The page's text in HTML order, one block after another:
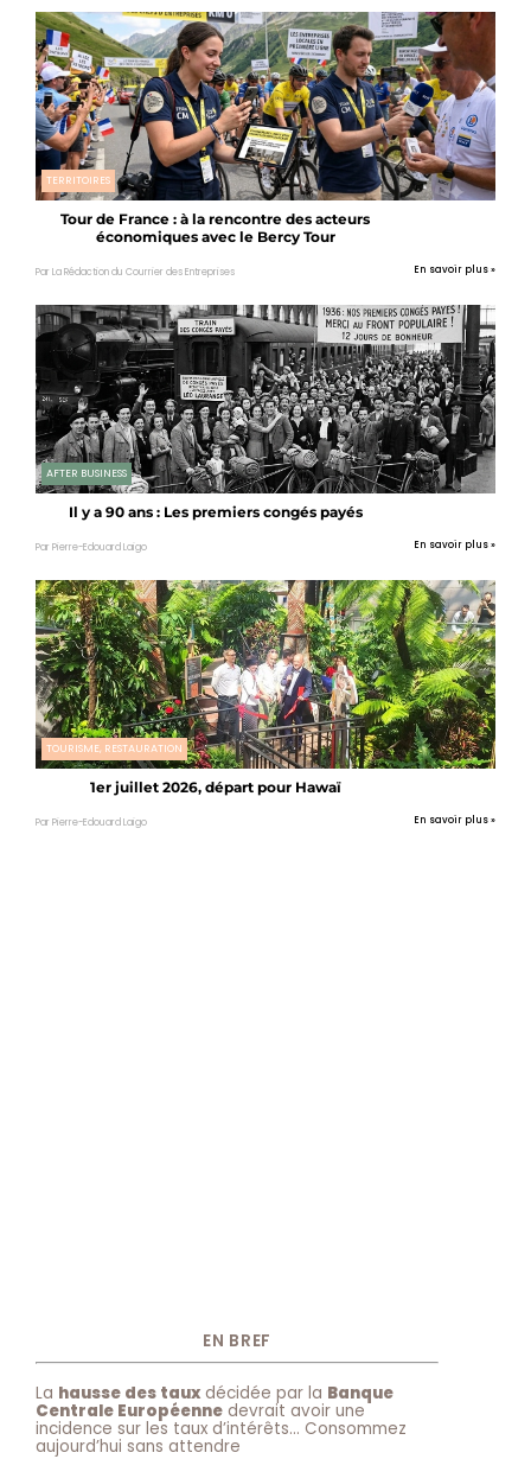
TERRITOIRES
Tour de France : à la rencontre des acteurs
économiques avec le Bercy Tour
Par La Rédaction du Courrier des Entreprises En savoir plus »
AFTER BUSINESS
Il y a 90 ans : Les premiers congés payés
Par Pierre-Edouard Laigo En savoir plus »
TOURISME, RESTAURATION
1er juillet 2026, départ pour Hawaï
Par Pierre-Edouard Laigo En savoir plus »
EN BREF
La hausse des taux décidée par la Banque
Centrale Européenne devrait avoir une
incidence sur les taux d’intérêts… Consommez
aujourd’hui sans attendre